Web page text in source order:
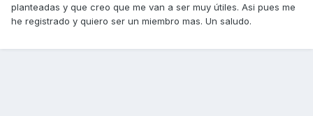
planteadas y que creo que me van a ser muy útiles. Asi pues me
he registrado y quiero ser un miembro mas. Un saludo.